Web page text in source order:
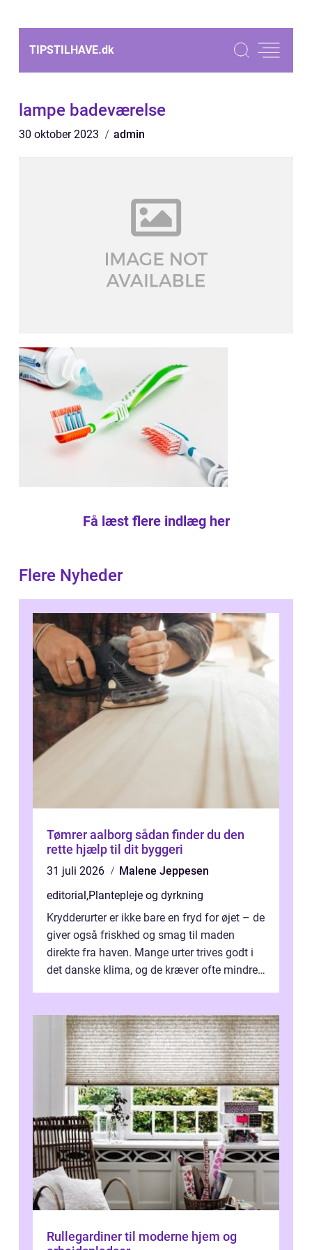
TIPSTILHAVE.dk
lampe badeværelse
30 oktober 2023 admin
Få læst flere indlæg her
Flere Nyheder
Tømrer aalborg sådan finder du den
rette hjælp til dit byggeri
31 juli 2026
Malene Jeppesen
editorial,Plantepleje og dyrkning
Krydderurter er ikke bare en fryd for øjet – de
giver også friskhed og smag til maden
direkte fra haven. Mange urter trives godt i
det danske klima, og de kræver ofte mindre
Rullegardiner til moderne hjem og